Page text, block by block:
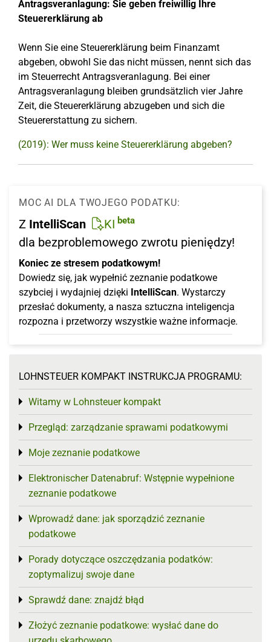
Antragsveranlagung: Sie geben freiwillig Ihre
Steuererklärung ab
Wenn Sie eine Steuererklärung beim Finanzamt
abgeben, obwohl Sie das nicht müssen, nennt sich das
im Steuerrecht Antragsveranlagung. Bei einer
Antragsveranlagung bleiben grundsätzlich vier Jahre
Zeit, die Steuererklärung abzugeben und sich die
Steuererstattung zu sichern.
(2019): Wer muss keine Steuererklärung abgeben?
MOC AI DLA TWOJEGO PODATKU:
Z IntelliScan KI beta
dla bezproblemowego zwrotu pieniędzy!
Koniec ze stresem podatkowym!
Dowiedz się, jak wypełnić zeznanie podatkowe
szybciej i wydajniej dzięki IntelliScan. Wystarczy
przesłać dokumenty, a nasza sztuczna inteligencja
rozpozna i przetworzy wszystkie ważne informacje.
LOHNSTEUER KOMPAKT INSTRUKCJA PROGRAMU:
Witamy w Lohnsteuer kompakt
Toggle menu
Przegląd: zarządzanie sprawami podatkowymi
Toggle menu
Moje zeznanie podatkowe
Toggle menu
Elektronischer Datenabruf: Wstępnie wypełnione
zeznanie podatkowe
Toggle menu
Wprowadź dane: jak sporządzić zeznanie
podatkowe
Toggle menu
Porady dotyczące oszczędzania podatków:
zoptymalizuj swoje dane
Toggle menu
Sprawdź dane: znajdź błąd
Toggle menu
Złożyć zeznanie podatkowe: wysłać dane do
Toggle menu